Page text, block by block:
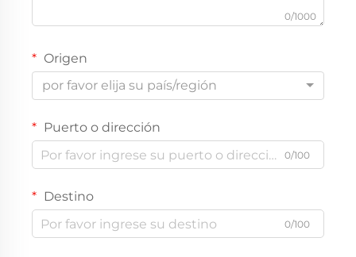
0/1000
Origen
por favor elija su país/región
Puerto o dirección
0/100
Destino
0/100